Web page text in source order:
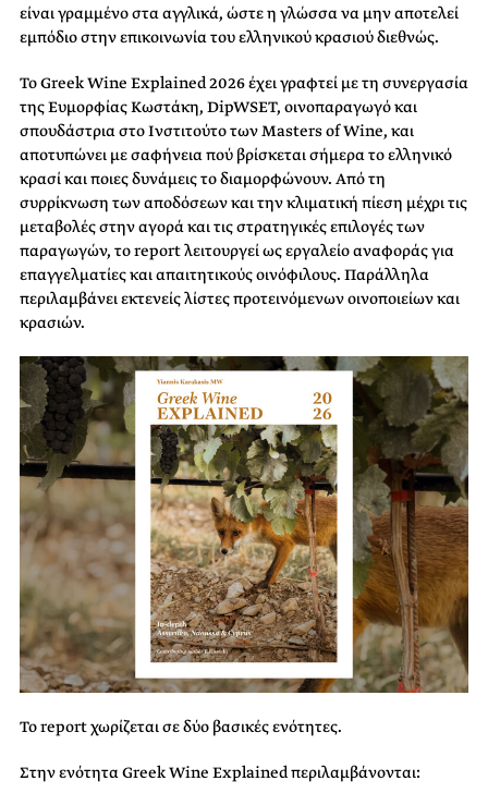
είναι γραμμένο στα αγγλικά, ώστε η γλώσσα να μην αποτελεί
εμπόδιο στην επικοινωνία του ελληνικού κρασιού διεθνώς.
Το Greek Wine Explained 2026 έχει γραφτεί με τη συνεργασία
της Ευμορφίας Κωστάκη, DipWSET, οινοπαραγωγό και
σπουδάστρια στο Ινστιτούτο των Masters of Wine, και
αποτυπώνει με σαφήνεια πού βρίσκεται σήμερα το ελληνικό
κρασί και ποιες δυνάμεις το διαμορφώνουν. Από τη
συρρίκνωση των αποδόσεων και την κλιματική πίεση μέχρι τις
μεταβολές στην αγορά και τις στρατηγικές επιλογές των
παραγωγών, το report λειτουργεί ως εργαλείο αναφοράς για
επαγγελματίες και απαιτητικούς οινόφιλους. Παράλληλα
περιλαμβάνει εκτενείς λίστες προτεινόμενων οινοποιείων και
κρασιών.
Το report χωρίζεται σε δύο βασικές ενότητες.
Στην ενότητα Greek Wine Explained περιλαμβάνονται: